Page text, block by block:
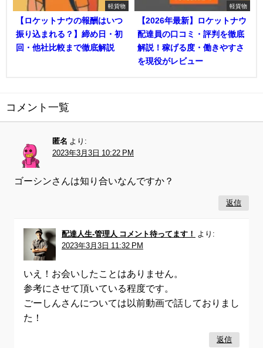
軽貨物
【ロケットナウの報酬はいつ
振り込まれる？】締め日・初
回・他社比較まで徹底解説
軽貨物
【2026年最新】ロケットナウ
配達員の口コミ・評判を徹底
解説！稼げる度・働きやすさ
を現役がレビュー
コメント一覧
匿名 より:
2023年3月3日 10:22 PM
ゴーシンさんは知り合いなんですか？
返信
配達人生-管理人 コメント待ってます！
より:
2023年3月3日 11:32 PM
いえ！お会いしたことはありません。
参考にさせて頂いている程度です。
ごーしんさんについては以前動画で話しておりまし
た！
返信